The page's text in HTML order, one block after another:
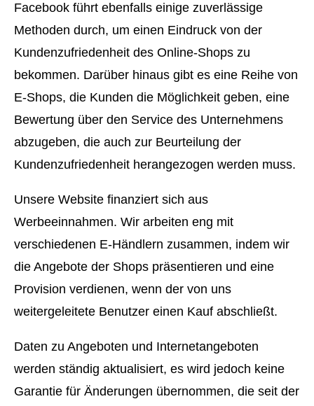
Facebook führt ebenfalls einige zuverlässige
Methoden durch, um einen Eindruck von der
Kundenzufriedenheit des Online-Shops zu
bekommen. Darüber hinaus gibt es eine Reihe von
E-Shops, die Kunden die Möglichkeit geben, eine
Bewertung über den Service des Unternehmens
abzugeben, die auch zur Beurteilung der
Kundenzufriedenheit herangezogen werden muss.
Unsere Website finanziert sich aus
Werbeeinnahmen. Wir arbeiten eng mit
verschiedenen E-Händlern zusammen, indem wir
die Angebote der Shops präsentieren und eine
Provision verdienen, wenn der von uns
weitergeleitete Benutzer einen Kauf abschließt.
Daten zu Angeboten und Internetangeboten
werden ständig aktualisiert, es wird jedoch keine
Garantie für Änderungen übernommen, die seit der